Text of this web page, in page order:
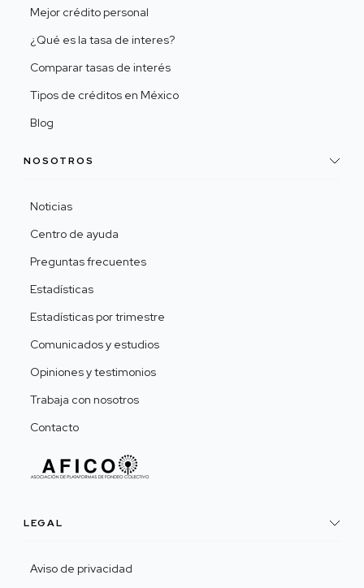
Mejor crédito personal
¿Qué es la tasa de interes?
Comparar tasas de interés
Tipos de créditos en México
Blog
NOSOTROS
Noticias
Centro de ayuda
Preguntas frecuentes
Estadísticas
Estadísticas por trimestre
Comunicados y estudios
Opiniones y testimonios
Trabaja con nosotros
Contacto
LEGAL
Aviso de privacidad